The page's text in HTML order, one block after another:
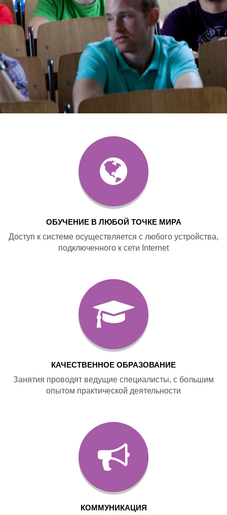
ОБУЧЕНИЕ В ЛЮБОЙ ТОЧКЕ МИРА
Доступ к системе осуществляется с любого устройства,
подключенного к сети Internet
КАЧЕСТВЕННОЕ ОБРАЗОВАНИЕ
Занятия проводят ведущие специалисты, с большим
опытом практической деятельности
КОММУНИКАЦИЯ